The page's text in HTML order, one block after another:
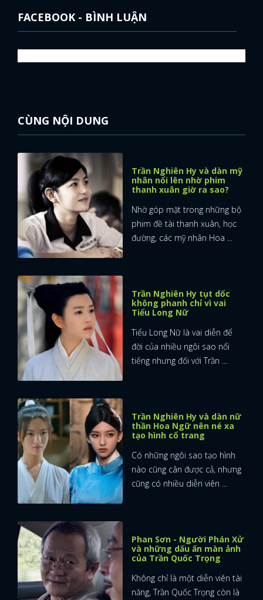
FACEBOOK - BÌNH LUẬN
CÙNG NỘI DUNG
Trần Nghiên Hy và dàn mỹ
nhân nổi lên nhờ phim
thanh xuân giờ ra sao?
Nhờ góp mặt trong những bộ
phim đề tài thanh xuân, học
đường, các mỹ nhân Hoa ...
Trần Nghiên Hy tụt dốc
không phanh chỉ vì vai
Tiểu Long Nữ
Tiểu Long Nữ là vai diễn để
đời của nhiều ngôi sao nổi
tiếng nhưng đối với Trần ...
Trần Nghiên Hy và dàn nữ
thần Hoa Ngữ nên né xa
tạo hình cổ trang
Có những ngôi sao tạo hình
nào cũng cân được cả, nhưng
cũng có nhiều diễn viên ...
Phan Sơn - Người Phán Xử
và những dấu ấn màn ảnh
của Trần Quốc Trọng
Không chỉ là một diễn viên tài
năng, Trần Quốc Trọng còn là